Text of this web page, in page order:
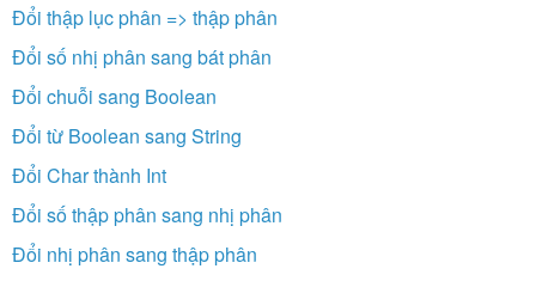
Đổi thập lục phân => thập phân
Đổi số nhị phân sang bát phân
Đổi chuỗi sang Boolean
Đổi từ Boolean sang String
Đổi Char thành Int
Đổi số thập phân sang nhị phân
Đổi nhị phân sang thập phân